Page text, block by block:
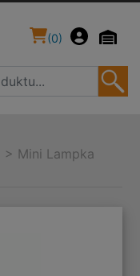
(0)
> Mini Lampka